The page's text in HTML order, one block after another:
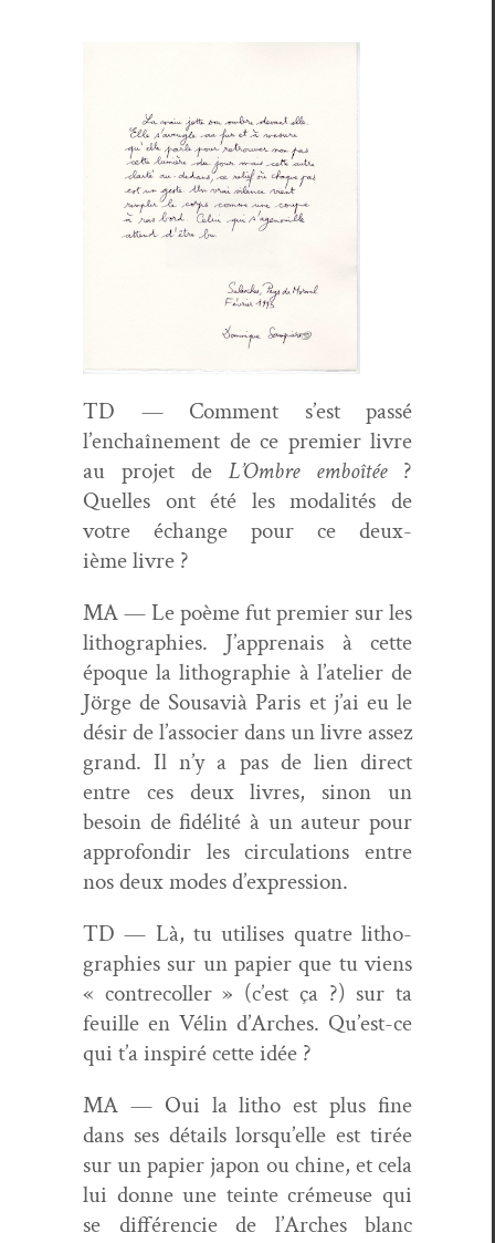
TD — Com­ment s’est passé
l’enchaînement de ce pre­mier livre
au pro­jet de L’Ombre emboîtée?
Quelles ont été les modal­ités de
votre échange pour ce deux­
ième livre ?
MA — Le poème fut pre­mier sur les
lith­o­gra­phies. J’apprenais à cette
époque la lith­o­gra­phie à l’atelier de
Jörge de Sousav­ià Paris et j’ai eu le
désir de l’associer dans un livre assez
grand. Il n’y a pas de lien direct
entre ces deux livres, sinon un
besoin de fidél­ité à un auteur pour
appro­fondir les cir­cu­la­tions entre
nos deux modes d’expression.
TD — Là, tu utilis­es qua­tre lith­o­
gra­phies sur un papi­er que tu viens
« con­trec­oller » (c’est ça ?) sur ta
feuille en Vélin d’Arches. Qu’est-ce
qui t’a inspiré cette idée ?
MA — Oui la litho est plus fine
dans ses détails lorsqu’elle est tirée
sur un papi­er japon ou chine, et cela
lui donne une teinte crémeuse qui
se dif­féren­cie de l’Arches blanc